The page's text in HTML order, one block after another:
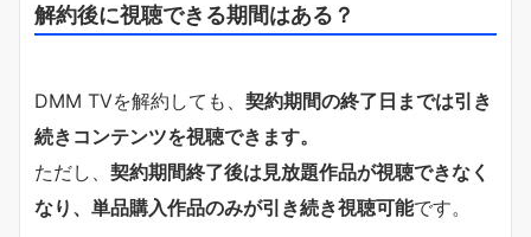
解約後に視聴できる期間はある？
DMM TVを解約しても、 契約期間の終了日までは引き
続きコンテンツを視聴できます。
ただし、 契約期間終了後は見放題作品が視聴できなく
なり、単品購入作品のみが引き続き視聴可能です。